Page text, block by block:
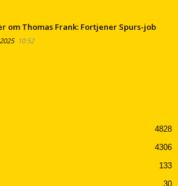
om Thomas Frank: Fortjener Spurs-job
10:52
4828
4306
133
30